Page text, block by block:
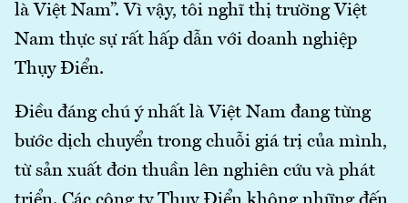
là Việt Nam”. Vì vậy, tôi nghĩ thị trường Việt
Nam thực sự rất hấp dẫn với doanh nghiệp
Thụy Điển.
Điều đáng chú ý nhất là Việt Nam đang từng
bước dịch chuyển trong chuỗi giá trị của mình,
từ sản xuất đơn thuần lên nghiên cứu và phát